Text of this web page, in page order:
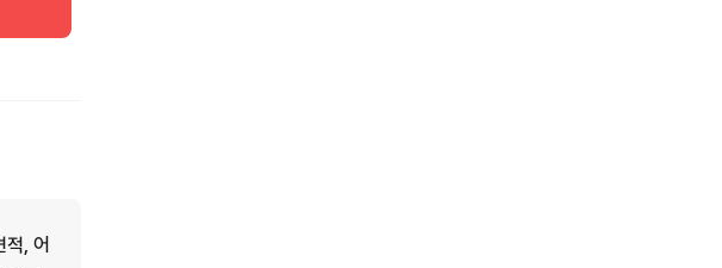
, 어